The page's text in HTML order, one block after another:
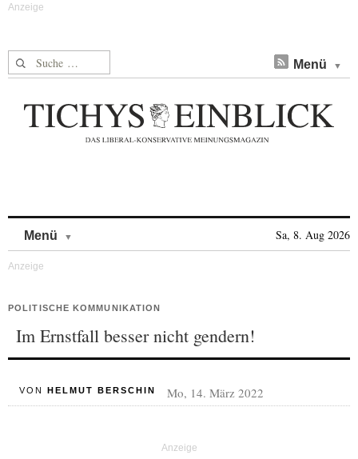
Suche nach: Menü
Menü Sa, 8. Aug 2026
POLITISCHE KOMMUNIKATION
Im Ernstfall besser nicht gendern!
VON HELMUT BERSCHIN Mo, 14. März 2022